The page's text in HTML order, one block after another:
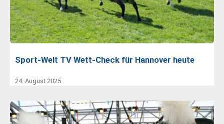
Sport-Welt TV Wett-Check für Hannover heute
24. August 2025